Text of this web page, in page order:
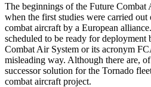
The beginnings of the Future Combat
when the first studies were carried
combat aircraft by a European
scheduled to be ready for deployment
Combat Air System or its acronym
misleading way. Although there are,
successor solution for the Tornado
combat aircraft project.